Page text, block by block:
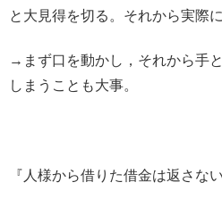
と大見得を切る。それから実際に
→まず口を動かし，それから手
しまうことも大事。
『人様から借りた借金は返さな